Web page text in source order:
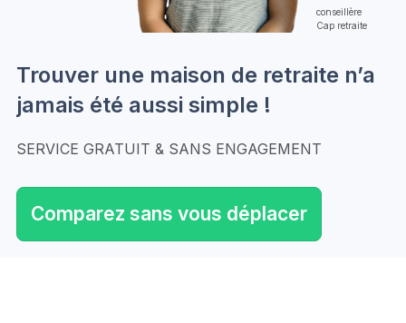
conseillère
Cap retraite
Trouver une maison de retraite n’a
jamais été aussi simple !
SERVICE GRATUIT & SANS ENGAGEMENT
Comparez sans vous déplacer